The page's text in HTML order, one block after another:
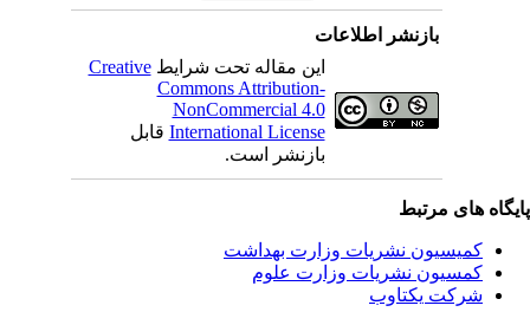
بازنشر اطلاعات
این مقاله تحت شرایطCreative
Commons Attribution-
NonCommercial 4.0
International Licenseقابل
بازنشر است.
های مرتبط
کمیسیون نشریات وزارت بهداشت
کمسیون نشریات وزارت علوم
شرکت یکتاوب